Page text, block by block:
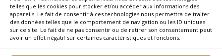
telles que les cookies pour stocker et/ou accéder aux informations des
appareils. Le fait de consentir à ces technologies nous permettra de traiter
des données telles que le comportement de navigation ou les ID uniques
sur ce site. Le fait de ne pas consentir ou de retirer son consentement peut
avoir un effet négatif sur certaines caractéristiques et fonctions.
Notre Histoire
On parle de nous
Recrutement